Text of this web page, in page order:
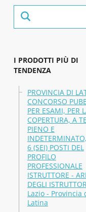
I PRODOTTI PIÙ DI
TENDENZA
PROVINCIA DI
CONCORSO
PER ESAMI, PER
COPERTURA, A
PIENO E
6 (SEI) POSTI DEL
PROFILO
PROFESSIONALE
ISTRUTTORE -
DEGLI
Lazio - Provincia
Latina